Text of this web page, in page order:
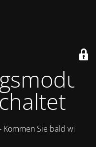
Sie bald wieder.